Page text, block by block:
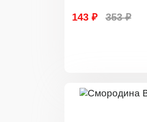
143 ₽ 353 ₽